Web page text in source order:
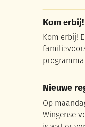
Kom
Kom
Kom erbij!
Nieuwe
Nieuwe
Op
Wingense